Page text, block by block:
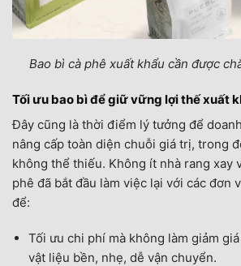
Bao bì cà phê xuất khẩu cần được
Tối ưu bao bì để giữ vững lợi thế xuất
Đây cũng là thời điểm lý tưởng để
nâng cấp toàn diện chuỗi giá trị, trong
không thể thiếu. Không ít nhà rang xay
phê đã bắt đầu làm việc lại với các đơn
để:
Tối ưu chi phí mà không làm giảm
vật liệu bền, nhẹ, dễ vận chuyển.